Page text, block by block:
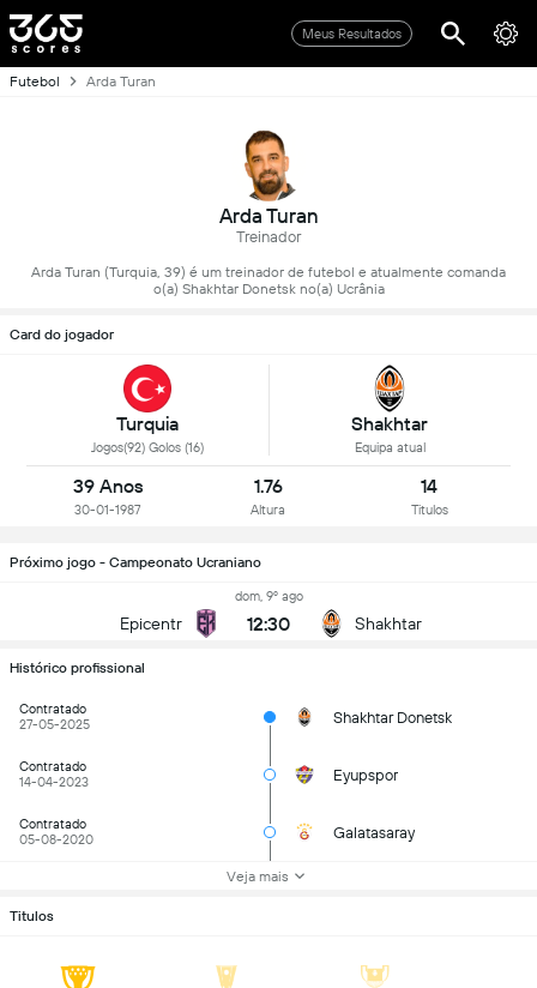
Meus Resultados
Futebol Arda Turan
Arda Turan
Treinador
Arda Turan (Turquia, 39) é um treinador de futebol e atualmente comanda
o(a) Shakhtar Donetsk no(a) Ucrânia
Card do jogador
Turquia
Jogos(92) Golos (16)
Shakhtar
Equipa atual
39 Anos
30-01-1987
1.76
Altura
14
Titulos
Próximo jogo - Campeonato Ucraniano
Epicentr
dom, 9º ago
12:30 Shakhtar
Histórico profissional
Contratado
27-05-2025
Shakhtar Donetsk
Contratado
14-04-2023
Eyupspor
Contratado
05-08-2020
Galatasaray
Veja mais
Titulos